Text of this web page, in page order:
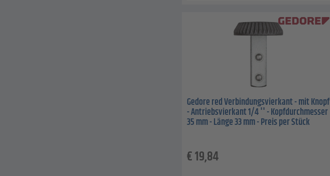
Gedore red Verbindungsvierkant - mit Knopf
- Antriebsvierkant 1/4 '' - Kopfdurchmesser
35 mm - Länge 33 mm - Preis per Stück
€19,84